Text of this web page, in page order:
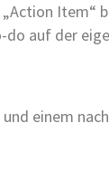
auf der
einem